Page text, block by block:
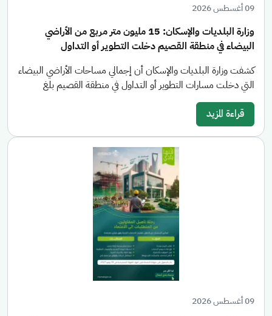
09 أغسطس 2026
وزارة البلديات والإسكان: 15 مليون متر مربع من الأراضي
البيضاء في منطقة القصيم دخلت التطوير أو التداول
كشفت وزارة البلديات والإسكان أن إجمالي مساحات الأراضي البيضاء
التي دخلت مسارات التطوير أو التداول في منطقة القصيم بلغ
قراءة المزيد
09 أغسطس 2026